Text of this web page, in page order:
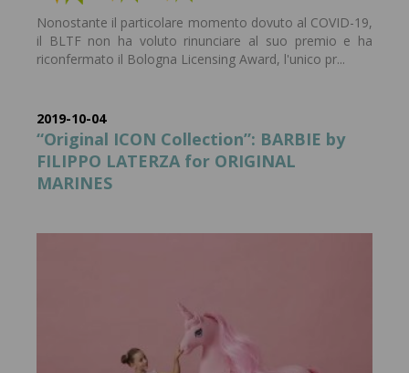
Nonostante il particolare momento dovuto al COVID-19,
il BLTF non ha voluto rinunciare al suo premio e ha
riconfermato il Bologna Licensing Award, l'unico pr...
2019-10-04
“Original ICON Collection”: BARBIE by
FILIPPO LATERZA for ORIGINAL
MARINES